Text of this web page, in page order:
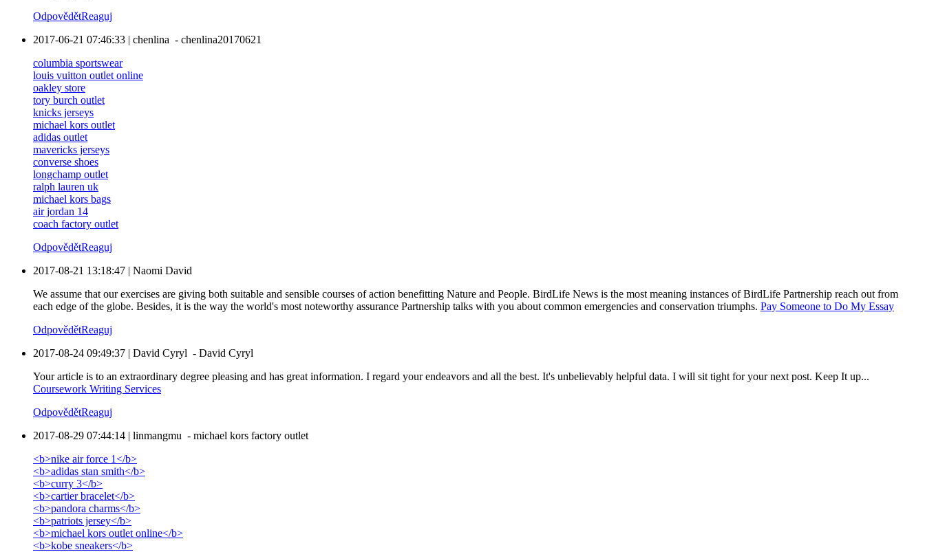
OdpovědětReaguj
2017-06-21 07:46:33 | chenlina - chenlina20170621
columbia sportswear
louis vuitton outlet online
oakley store
tory burch outlet
knicks jerseys
michael kors outlet
adidas outlet
mavericks jerseys
converse shoes
longchamp outlet
ralph lauren uk
michael kors bags
air jordan 14
coach factory outlet
OdpovědětReaguj
2017-08-21 13:18:47 | Naomi David
We assume that our exercises are giving both suitable and sensible courses of action benefitting Nature and People. BirdLife News is the most meaning instances of BirdLife Partnership reach out from
each edge of the globe. Besides, it is the way the world's most noteworthy assurance Partnership talks with you about common emergencies and conservation triumphs. Pay Someone to Do My Essay
OdpovědětReaguj
2017-08-24 09:49:37 | David Cyryl - David Cyryl
Your article is to an extraordinary degree pleasing and has great information. I regard your endeavors and all the best. It's unbelievably helpful data. I will sit tight for your next post. Keep It up...
Coursework Writing Services
OdpovědětReaguj
2017-08-29 07:44:14 | linmangmu - michael kors factory outlet
<b>nike air force 1</b>
<b>adidas stan smith</b>
<b>curry 3</b>
<b>cartier bracelet</b>
<b>pandora charms</b>
<b>patriots jersey</b>
<b>michael kors outlet online</b>
<b>kobe sneakers</b>